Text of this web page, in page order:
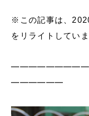
※この記事は、
をリライトしていま
━━━━━━